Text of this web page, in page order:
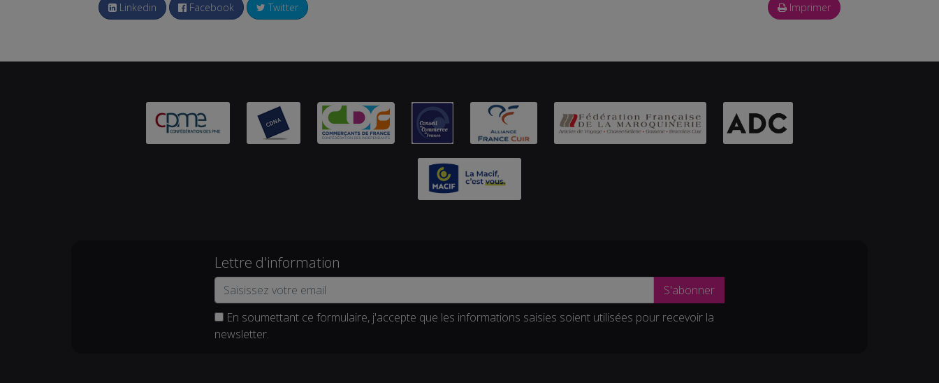
Linkedin Facebook Twitter Imprimer
Lettre d'information
S'abonner
En soumettant ce formulaire, j'accepte que les informations saisies soient utilisées pour recevoir la
newsletter.